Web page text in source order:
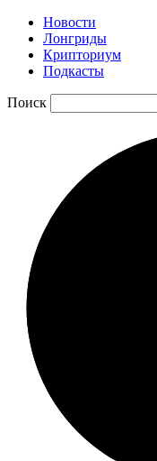
Новости
Лонгриды
Крипториум
Подкасты
Поиск